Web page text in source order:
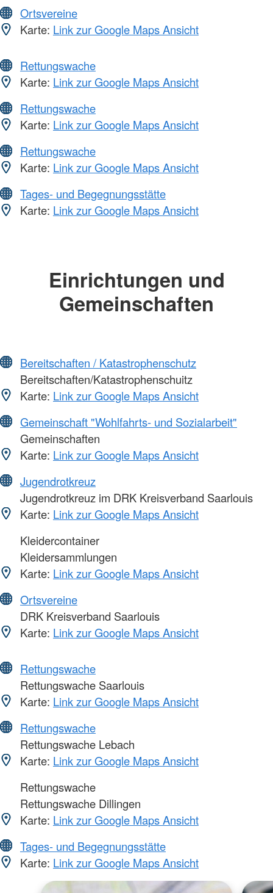
Ortsvereine
Karte: Link zur Google Maps Ansicht
Rettungswache
Karte: Link zur Google Maps Ansicht
Rettungswache
Karte: Link zur Google Maps Ansicht
Rettungswache
Karte: Link zur Google Maps Ansicht
Tages- und Begegnungsstätte
Karte: Link zur Google Maps Ansicht
Einrichtungen und
Gemeinschaften
Bereitschaften / Katastrophenschutz
Bereitschaften/Katastrophenschuitz
Karte: Link zur Google Maps Ansicht
Gemeinschaft "Wohlfahrts- und Sozialarbeit"
Gemeinschaften
Karte: Link zur Google Maps Ansicht
Jugendrotkreuz
Jugendrotkreuz im DRK Kreisverband Saarlouis
Karte: Link zur Google Maps Ansicht
Kleidercontainer
Kleidersammlungen
Karte: Link zur Google Maps Ansicht
Ortsvereine
DRK Kreisverband Saarlouis
Karte: Link zur Google Maps Ansicht
Rettungswache
Rettungswache Saarlouis
Karte: Link zur Google Maps Ansicht
Rettungswache
Rettungswache Lebach
Karte: Link zur Google Maps Ansicht
Rettungswache
Rettungswache Dillingen
Karte: Link zur Google Maps Ansicht
Tages- und Begegnungsstätte
Karte: Link zur Google Maps Ansicht